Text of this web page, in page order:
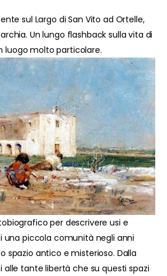
sul Largo di San Vito ad Ortelle,
Un lungo flashback sulla vita di
luogo molto particolare.
per descrivere usi e
una piccola comunità negli anni
spazio antico e misterioso. Dalla
alle tante libertà che su questi spazi